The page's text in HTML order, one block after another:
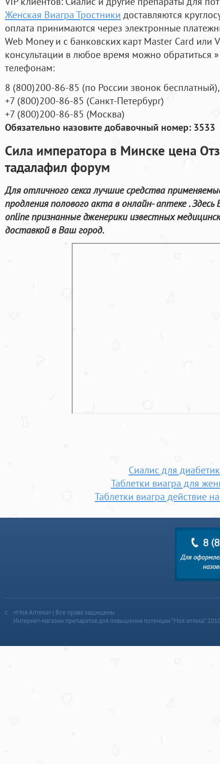
Женская Виагра Тростники доставляются
оплата принимаются через электронные
Web Money и с банковских карт Master Card или
консультации в любое время можно обратиться
телефонам:
8 (800)200-86-85 (по России звонок бесплатный),
+7 (800)200-86-85 (Санкт-Петербург)
+7 (800)200-86-85 (Москва)
Обязательно назовите добавочный номер: 3533
Сила императора в Минске цена
тадалафил форум
Для отличного секса лучшие средства
продления полового акта в онлайн- аптеке .
online признанные дженерики известных
доставкой в Ваш город.
Сиалис для
Таблетки виагра для
Таблетки виагра действие
«Моя Аптека» | Все права защищены
Интернет-магазин препаратов для повышения потенции “Моя аптека”